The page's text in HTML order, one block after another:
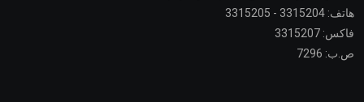
هاتف: 3315204 - 3315205
فاكس: 3315207
ص.ب: 7296